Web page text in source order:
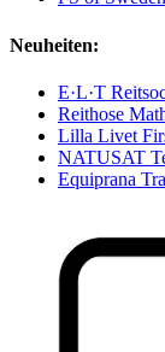
Neuheiten:
E·L·T
Reithose
Lilla Livet
NATUSAT
Equiprana